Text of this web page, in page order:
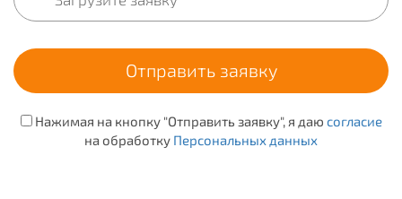
Нажимая на кнопку "Отправить заявку", я даю согласие
на обработку Персональных данных